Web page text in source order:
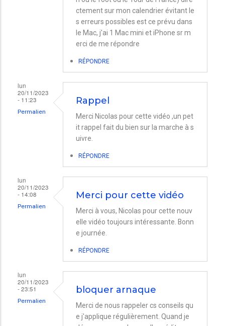
ctement sur mon calendrier évitant le
s erreurs possibles est ce prévu dans
le Mac, j'ai 1 Mac mini et iPhone sr m
erci de me répondre
RÉPONDRE
lun
20/11/2023
- 11:23
Permalien
Rappel
Merci Nicolas pour cette vidéo ,un pet
it rappel fait du bien sur la marche à s
uivre.
RÉPONDRE
lun
20/11/2023
- 14:08
Permalien
Merci pour cette vidéo
Merci à vous, Nicolas pour cette nouv
elle vidéo toujours intéressante. Bonn
e journée.
RÉPONDRE
lun
20/11/2023
- 23:51
Permalien
bloquer arnaque
Merci de nous rappeler cs conseils qu
e j'applique régulièrement. Quand je